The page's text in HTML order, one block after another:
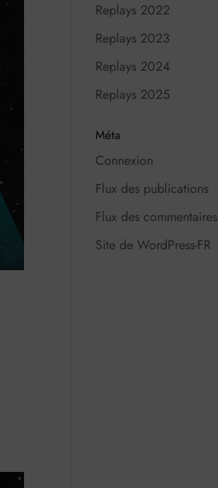
Replays 2022
Replays 2023
Replays 2024
Replays 2025
Méta
Connexion
Flux des publications
Flux des commentaires
Site de WordPress-FR